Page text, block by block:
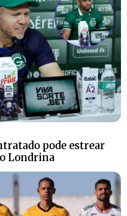
pode estrear
Londrina